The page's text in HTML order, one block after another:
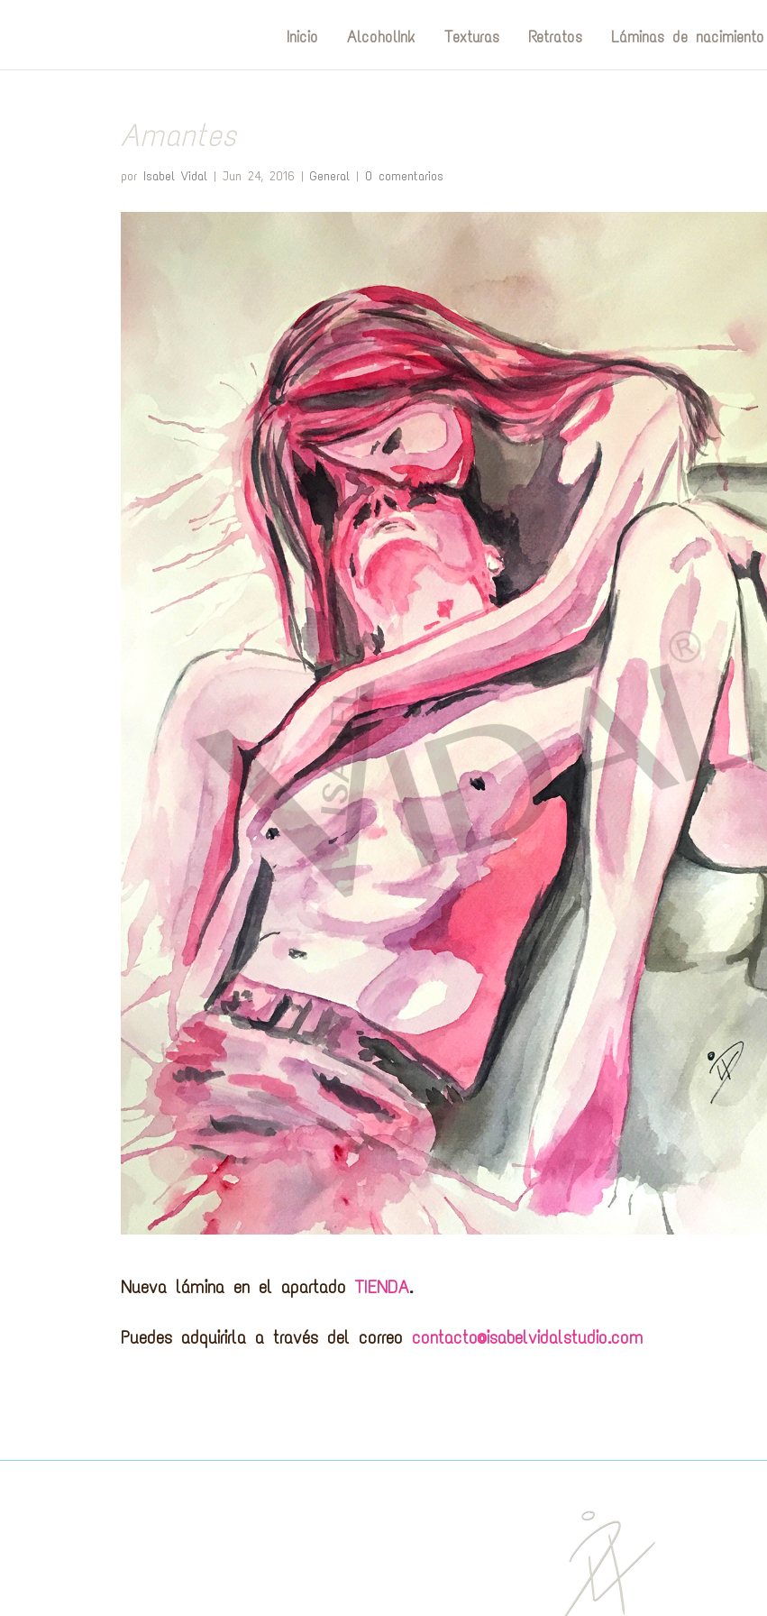
Inicio AlcoholInk Texturas Retratos Láminas de nacimiento
Amantes
por Isabel Vidal |Jun 24, 2016 |General | 0 comentarios
Nueva lámina en el apartadoTIENDA.
Puedes adquirirla a través del correo contacto@isabelvidalstudio.com